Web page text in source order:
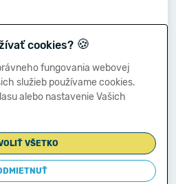
cookies? 🍪
fungovania webovej
služieb používame cookies.
alebo nastavenie Vašich
VŠETKO